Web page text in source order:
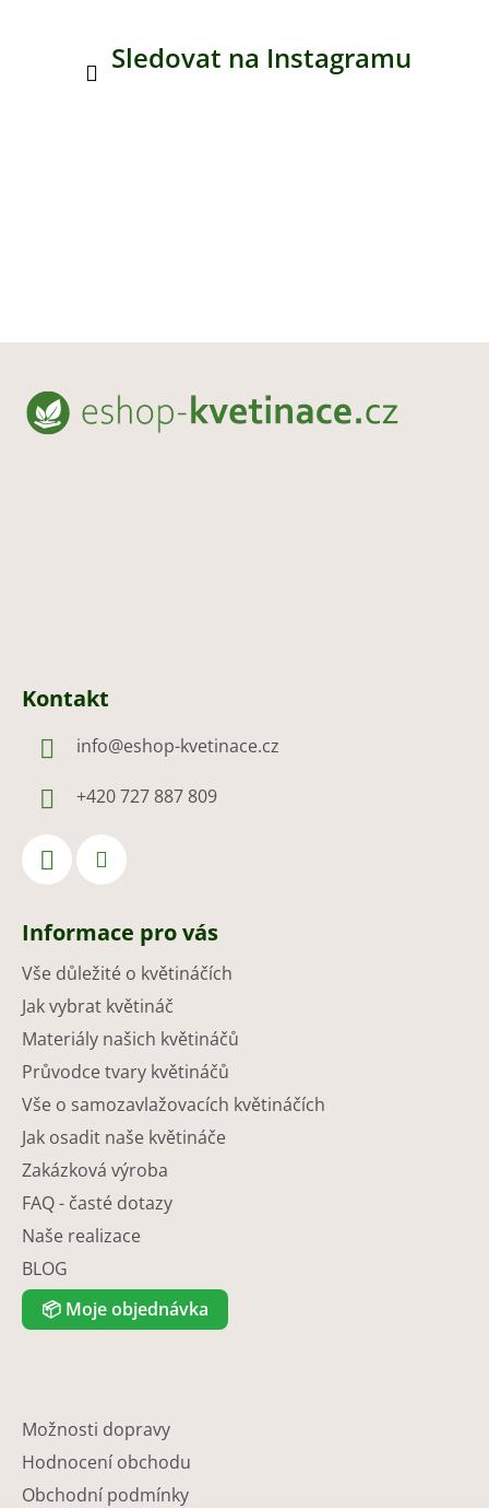
Sledovat na Instagramu
Kontakt
info@eshop-kvetinace.cz
+420 727 887 809
Informace pro vás
Vše důležité o květináčích
Jak vybrat květináč
Materiály našich květináčů
Průvodce tvary květináčů
Vše o samozavlažovacích květináčích
Jak osadit naše květináče
Zakázková výroba
FAQ - časté dotazy
Naše realizace
BLOG
📦 Moje objednávka
Možnosti dopravy
Hodnocení obchodu
Obchodní podmínky